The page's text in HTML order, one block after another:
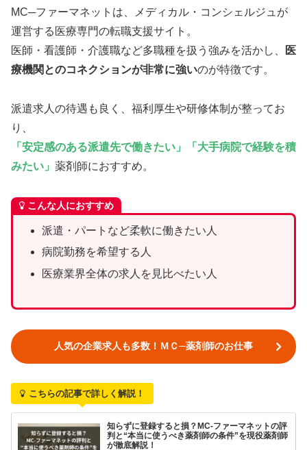
MC─ファーマネットは、メディカル・コンシェルジュが
運営する医療専門の転職支援サイト。
医師・看護師・介護職など多職種を扱う強みを活かし、
医
療機関とのコネクションが非常に強いのが特徴です。
派遣求人の待遇も良く、福利厚生や研修体制が整ってお
り、
「安定感のある派遣先で働きたい」「大手病院で経験を積
みたい」 薬剤師におすすめ。
こんな人におすすめ
派遣・パートなど柔軟に働きたい人
病院勤務を希望する人
医療業界全体の求人を見比べたい人
人気の企業求人も多数！ＭＣ─薬剤師のお仕事
こちらの記事で詳しく解説！
知らずに登録すると損？MC-ファーマネットの評
判と“本当に使うべき薬剤師の条件”を現役薬剤師
が徹底解説！